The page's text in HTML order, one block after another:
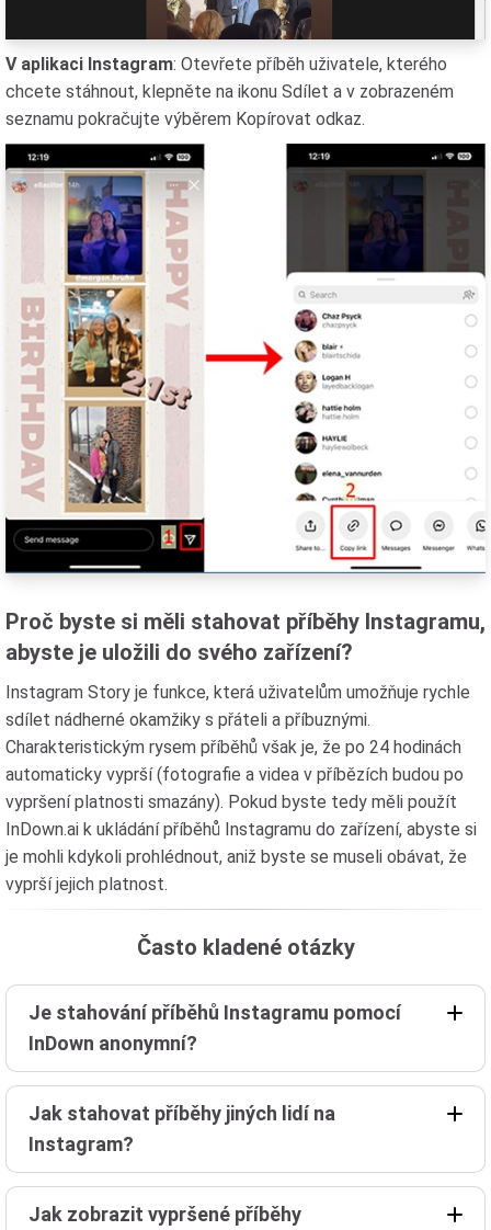
V aplikaci Instagram: Otevřete příběh uživatele, kterého
chcete stáhnout, klepněte na ikonu Sdílet a v zobrazeném
seznamu pokračujte výběrem Kopírovat odkaz.
Proč byste si měli stahovat příběhy Instagramu,
abyste je uložili do svého zařízení?
Instagram Story je funkce, která uživatelům umožňuje rychle
sdílet nádherné okamžiky s přáteli a příbuznými.
Charakteristickým rysem příběhů však je, že po 24 hodinách
automaticky vyprší (fotografie a videa v příbězích budou po
vypršení platnosti smazány). Pokud byste tedy měli použít
InDown.ai k ukládání příběhů Instagramu do zařízení, abyste si
je mohli kdykoli prohlédnout, aniž byste se museli obávat, že
vyprší jejich platnost.
Často kladené otázky
Je stahování příběhů Instagramu pomocí
InDown anonymní?
Jak stahovat příběhy jiných lidí na
Instagram?
Jak zobrazit vypršené příběhy